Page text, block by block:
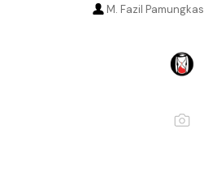
M. Fazil Pamungkas